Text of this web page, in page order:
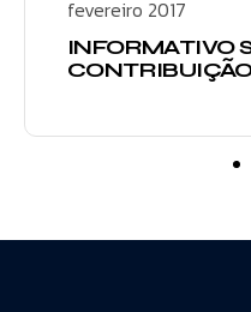
fevereiro 2017
INFORMATIVO